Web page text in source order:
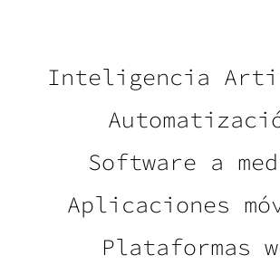
Inteligencia
Software a
Aplicaciones
Plataformas